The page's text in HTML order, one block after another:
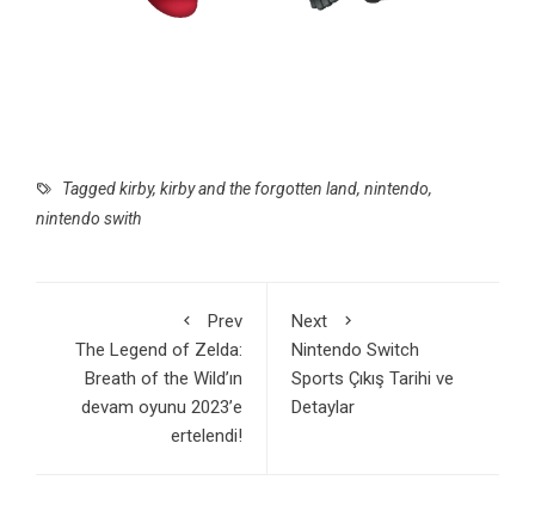
Taggedkirby, kirby and the forgotten land, nintendo,
nintendo swith
Prev
The Legend of Zelda:
Breath of the Wild’ın
devam oyunu 2023’e
ertelendi!
Next
Nintendo Switch
Sports Çıkış Tarihi ve
Detaylar